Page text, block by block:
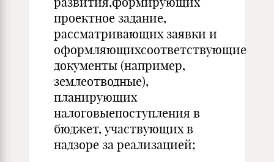
проектное задание,
рассматривающих заявки и
оформляющихсоответствующие
документы (например,
землеотводные),
планирующих
налоговыепоступления в
бюджет, участвующих в
надзоре за реализацией;